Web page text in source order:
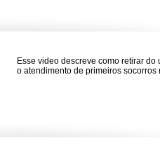
Esse video descreve como retirar
o atendimento de primeiros socorros